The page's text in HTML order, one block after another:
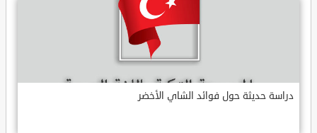
دراسة حديثة حول فوائد الشاي الأخضر